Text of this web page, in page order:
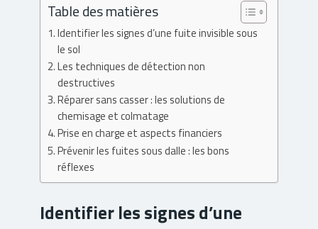
Table des matières
Identifier les signes d’une fuite invisible sous
le sol
Les techniques de détection non
destructives
Réparer sans casser : les solutions de
chemisage et colmatage
Prise en charge et aspects financiers
Prévenir les fuites sous dalle : les bons
réflexes
Identifier les signes d’une